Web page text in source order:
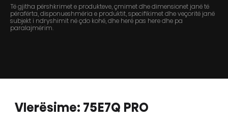
Të gjitha përshkrimet e produkteve, çmimet dhe dimensionet janë të
përafërta, disponueshmëria e produktit, specifikimet dhe veçoritë janë
subjekt i ndryshimit në çdo kohë, dhe herë pas here dhe pa
paralajmërim.
Vlerësime: 75E7Q PRO